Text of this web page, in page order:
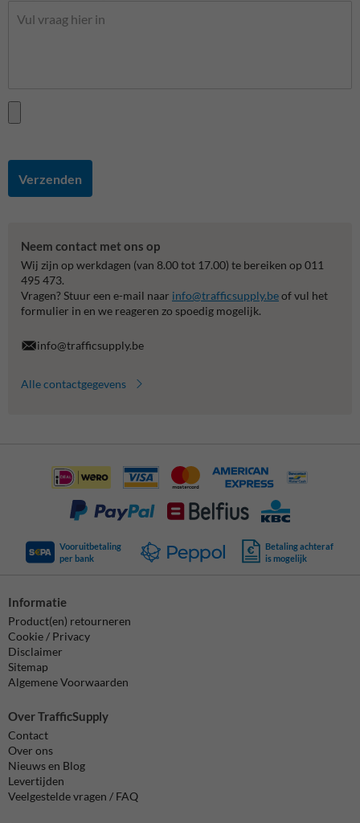
Verzenden
Neem contact met ons op
Wij zijn op werkdagen (van 8.00 tot 17.00) te bereiken op 011
495 473.
Vragen? Stuur een e-mail naar info@trafficsupply.beof vul het
formulier in en we reageren zo spoedig mogelijk.
info@trafficsupply.be
Alle contactgegevens
Vooruitbetaling
per bank
Betaling achteraf
is mogelijk
Informatie
Product(en) retourneren
Cookie / Privacy
Disclaimer
Sitemap
Algemene Voorwaarden
Over TrafficSupply
Contact
Over ons
Nieuws en Blog
Levertijden
Veelgestelde vragen / FAQ